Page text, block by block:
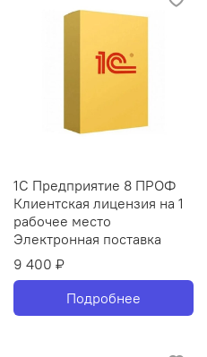
1С Предприятие 8 ПРОФ
Клиентская лицензия на 1
рабочее место
Электронная поставка
9 400 ₽
Подробнее